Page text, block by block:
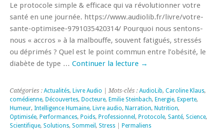
Le protocole simple & efficace qui va révolutionner votre
santé en une journée. https://www.audiolib.fr/livre/votre-
sante-optimisee-9791035420314/ Pourquoi nous sentons-
nous « accros » à la malbouffe, souvent fatigués, stressés
ou déprimés ? Quel est le point commun entre l’obésité, le
diabète de type … Continuer la lecture →
Catégories : Actualités, Livre Audio | Mots-clés : AudioLib, Caroline Klaus,
comédienne, Découvertes, Docteure, Emilie Steinbach, Energie, Experte,
Humeur, Intelligence Humaine, Livre audio, Narration, Nutrition,
Optimisée, Performances, Poids, Professionnel , Protocole, Santé, Science,
Scientifique, Solutions, Sommeil , Stress Permaliens